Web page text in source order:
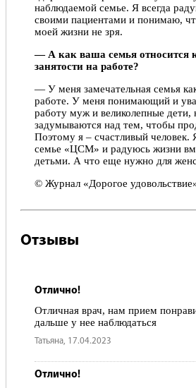
наблюдаемой семье. Я всегда
своими пациентами и понимаю,
моей жизни не зря.
— А как ваша семья относится
занятости на работе?
— У меня замечательная семья
работе. У меня понимающий и
работу муж и великолепные дети,
задумываются над тем, чтобы
Поэтому я – счастливый
семье «ЦСМ» и радуюсь жизни
детьми. А что еще нужно для
© Журнал «Дорогое
Отзывы
Отлично!
Отличная врач, нам прием
дальше у нее наблюдаться
Татьяна, 17.04.2023
Отлично!